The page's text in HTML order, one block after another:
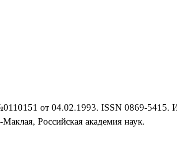
от 04.02.1993. ISSN 0869-5415.
Российская академия наук.